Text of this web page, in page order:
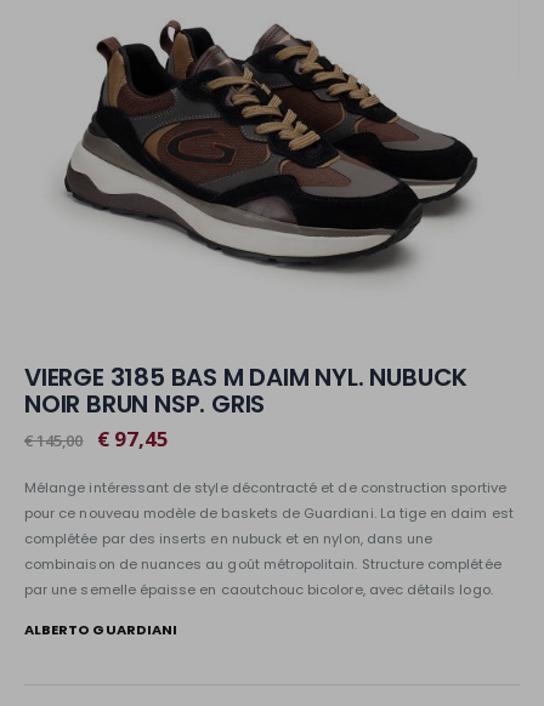
VIERGE 3185 BAS M DAIM NYL. NUBUCK
NOIR BRUN NSP. GRIS
€ 145,00 € 97,45
Mélange intéressant de style décontracté et de construction sportive
pour ce nouveau modèle de baskets de Guardiani. La tige en daim est
complétée par des inserts en nubuck et en nylon, dans une
combinaison de nuances au goût métropolitain. Structure complétée
par une semelle épaisse en caoutchouc bicolore, avec détails logo.
ALBERTO GUARDIANI